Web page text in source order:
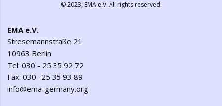
© 2023,EMA e.V. All rights reserved.
EMA e.V.
Stresemannstraße 21
10963 Berlin
Tel: 030 - 25 35 92 72
Fax: 030 -25 35 93 89
info@ema-germany.org